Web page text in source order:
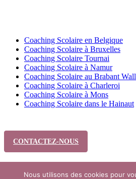
Coaching Scolaire en Belgique
Coaching Scolaire à Bruxelles
Coaching Scolaire Tournai
Coaching Scolaire à Namur
Coaching Scolaire au Brabant
Coaching Scolaire à Charleroi
Coaching Scolaire à Mons
Coaching Scolaire dans le Hainaut
CONTACTEZ-NOUS
Powered byPrivium – Des services qui
Nous utilisons des cookies pour